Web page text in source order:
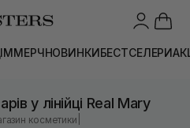
МЕРЧНОВИНКИБЕСТСЕЛЕРИ
у лінійці Real Mary
косметики